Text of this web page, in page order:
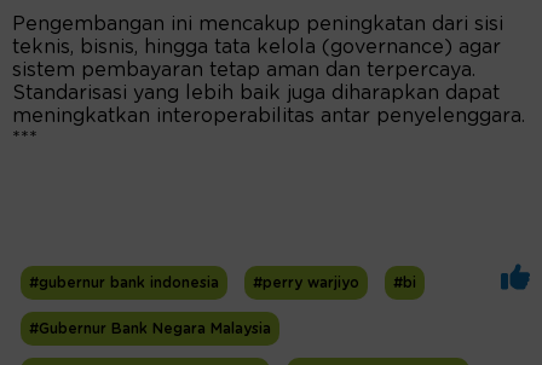
Pengembangan ini mencakup peningkatan dari sisi
teknis, bisnis, hingga tata kelola (governance) agar
sistem pembayaran tetap aman dan terpercaya.
Standarisasi yang lebih baik juga diharapkan dapat
meningkatkan interoperabilitas antar penyelenggara.
***
#gubernur bank indonesia #perry warjiyo #bi
#Gubernur Bank Negara Malaysia